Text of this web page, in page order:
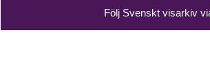
Följ Svenskt visarkiv